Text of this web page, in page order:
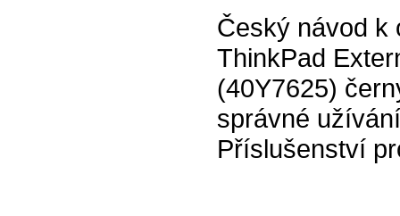
Český návod k
ThinkPad
(40Y7625)
správné
Příslušenství